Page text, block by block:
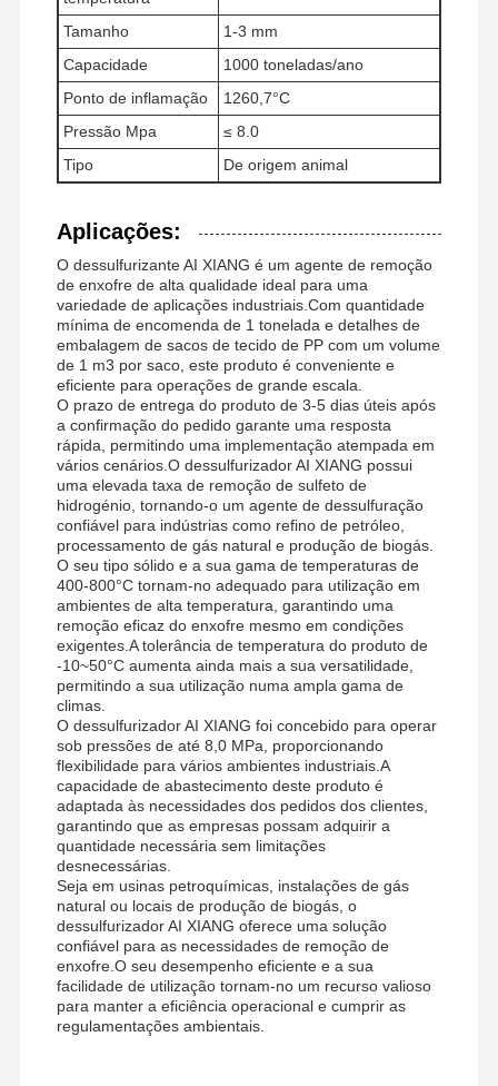
Fábrica
Controle De
Qualidade
Notícias
Casos
Pedir Um
Orçamento
Óxido de ferro Desulfurizer
Dimetilaminoetil metacrilato
Cloreto de amónio metacrioloxietil trimetil
Cloreto de amónio acriloloxietil trimetil
Polyacrylamide aniônico
polyacrylamide nonionic
Poliacrilamida catiônica
Agente gelatinoso para fracturação da acidificação
Agente de sedimentação a alta temperatura
Desulfurizantes
Tamanho
1-3 mm
Capacidade
1000 toneladas/ano
Ponto de inflamação
1260,7°C
Pressão Mpa
≤ 8.0
Tipo
De origem animal
Aplicações:
O dessulfurizante AI XIANG é um agente de remoção
de enxofre de alta qualidade ideal para uma
variedade de aplicações industriais.Com quantidade
mínima de encomenda de 1 tonelada e detalhes de
embalagem de sacos de tecido de PP com um volume
de 1 m3 por saco, este produto é conveniente e
eficiente para operações de grande escala.
O prazo de entrega do produto de 3-5 dias úteis após
a confirmação do pedido garante uma resposta
rápida, permitindo uma implementação atempada em
vários cenários.O dessulfurizador AI XIANG possui
uma elevada taxa de remoção de sulfeto de
hidrogénio, tornando-o um agente de dessulfuração
confiável para indústrias como refino de petróleo,
processamento de gás natural e produção de biogás.
O seu tipo sólido e a sua gama de temperaturas de
400-800°C tornam-no adequado para utilização em
ambientes de alta temperatura, garantindo uma
remoção eficaz do enxofre mesmo em condições
exigentes.A tolerância de temperatura do produto de
-10~50°C aumenta ainda mais a sua versatilidade,
permitindo a sua utilização numa ampla gama de
climas.
O dessulfurizador AI XIANG foi concebido para operar
sob pressões de até 8,0 MPa, proporcionando
flexibilidade para vários ambientes industriais.A
capacidade de abastecimento deste produto é
adaptada às necessidades dos pedidos dos clientes,
garantindo que as empresas possam adquirir a
quantidade necessária sem limitações
desnecessárias.
Seja em usinas petroquímicas, instalações de gás
natural ou locais de produção de biogás, o
dessulfurizador AI XIANG oferece uma solução
confiável para as necessidades de remoção de
enxofre.O seu desempenho eficiente e a sua
facilidade de utilização tornam-no um recurso valioso
para manter a eficiência operacional e cumprir as
regulamentações ambientais.